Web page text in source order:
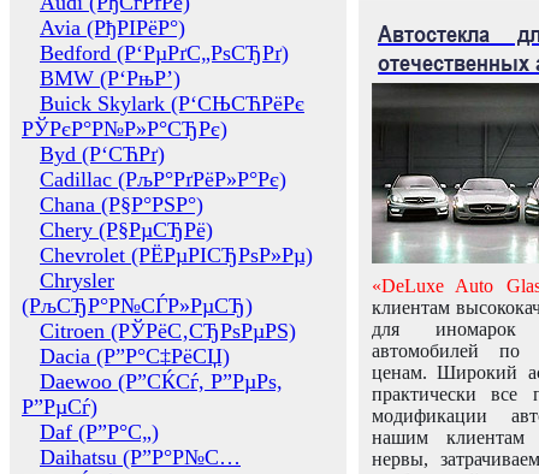
Avia (РђРІРёР°)
Bedford (Р‘РµРґС„РѕСЂРґ)
BMW (Р‘РњР’)
Buick Skylark (Р‘СЊСЋРёРє
РЎРєР°Р№Р»Р°СЂРє)
Byd (Р‘СЋРґ)
Cadillac (РљР°РґРёР»Р°Рє)
Chana (Р§Р°РЅР°)
Chery (Р§РµСЂРё)
Chevrolet (РЁРµРІСЂРѕР»Рµ)
Chrysler
(РљСЂР°Р№СЃР»РµСЂ)
Citroen (РЎРёС‚СЂРѕРµРЅ)
Dacia (Р”Р°С‡РёСЏ)
Daewoo (Р”СЌСѓ, Р”РµРѕ,
Р”РµСѓ)
Daf (Р”Р°С„)
Daihatsu (Р”Р°Р№С…
Автостекла
отечественных
«DeLuxe Auto
клиентам
для иномарок
автомобилей
ценам. Широкий
практически все
модификации
нашим клиентам
нервы,